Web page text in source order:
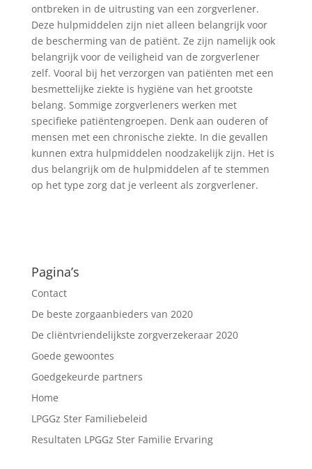
ontbreken in de uitrusting van een zorgverlener.
Deze hulpmiddelen zijn niet alleen belangrijk voor
de bescherming van de patiënt. Ze zijn namelijk ook
belangrijk voor de veiligheid van de zorgverlener
zelf. Vooral bij het verzorgen van patiënten met een
besmettelijke ziekte is hygiëne van het grootste
belang. Sommige zorgverleners werken met
specifieke patiëntengroepen. Denk aan ouderen of
mensen met een chronische ziekte. In die gevallen
kunnen extra hulpmiddelen noodzakelijk zijn. Het is
dus belangrijk om de hulpmiddelen af te stemmen
op het type zorg dat je verleent als zorgverlener.
Pagina’s
Contact
De beste zorgaanbieders van 2020
De cliëntvriendelijkste zorgverzekeraar 2020
Goede gewoontes
Goedgekeurde partners
Home
LPGGz Ster Familiebeleid
Resultaten LPGGz Ster Familie Ervaring